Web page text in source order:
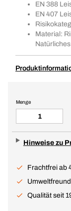
EN 388
EN 407
Material:
Menge
Hinweise zu
Frachtfrei ab
Qualität seit